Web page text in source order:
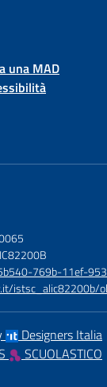
una MAD
769b-11ef-
Designers Italia
SCUOLASTICO